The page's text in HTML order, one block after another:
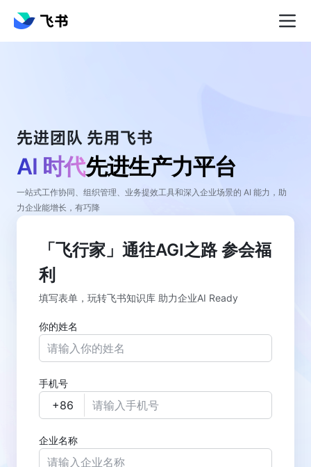
AI 时代先进生产力平台
一站式工作协同、组织管理、业务提效工具和深入企业场景的 AI 能力，助
力企业能增长，有巧降
「飞行家」通往AGI之路 参会福
利
填写表单，玩转飞书知识库 助力企业AI Ready
你的姓名
手机号
企业名称